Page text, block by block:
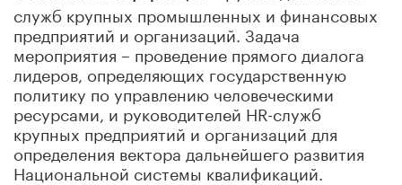
служб крупных промышленных и финансовых
предприятий и организаций. Задача
мероприятия – проведение прямого диалога
лидеров, определяющих государственную
политику по управлению человеческими
ресурсами, и руководителей HR-служб
крупных предприятий и организаций для
определения вектора дальнейшего развития
Национальной системы квалификаций.